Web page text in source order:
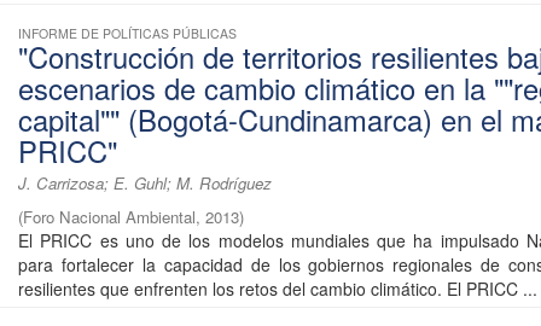
INFORME DE POLÍTICAS PÚBLICAS
"Construcción de territorios resilientes
escenarios de cambio climático en la
capital"" (Bogotá-Cundinamarca) en el
PRICC"
J. Carrizosa; E. Guhl; M. Rodríguez
(Foro Nacional Ambiental, 2013)
El PRICC es uno de los modelos mundiales que ha impulsado
para fortalecer la capacidad de los gobiernos regionales de
resilientes que enfrenten los retos del cambio climático. El PRICC ...